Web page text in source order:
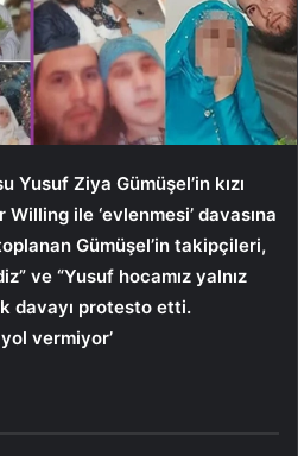
Yusuf Ziya Gümüşel’in kızı
Willing ile ‘evlenmesi’ davasına
Gümüşel’in takipçileri,
ve “Yusuf hocamız yalnız
davayı protesto etti.
yol vermiyor’